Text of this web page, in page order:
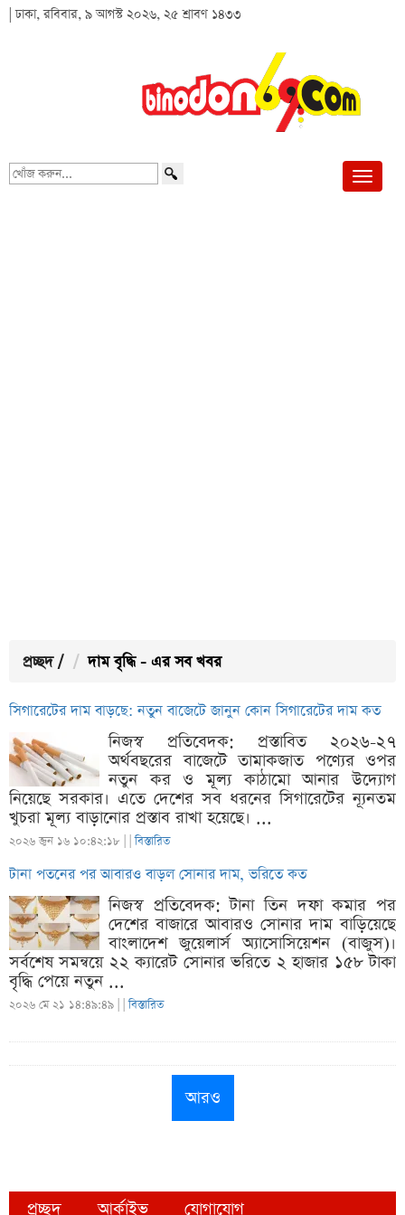
| ঢাকা, রবিবার, ৯ আগস্ট ২০২৬, ২৫ শ্রাবণ ১৪৩৩
খোঁজ
প্রচ্ছদ / দাম বৃদ্ধি - এর সব খবর
সিগারেটের দাম বাড়ছে: নতুন বাজেটে জানুন কোন সিগারেটের দাম কত
নিজস্ব প্রতিবেদক: প্রস্তাবিত ২০২৬-২৭
অর্থবছরের বাজেটে তামাকজাত পণ্যের ওপর
নতুন কর ও মূল্য কাঠামো আনার উদ্যোগ
নিয়েছে সরকার। এতে দেশের সব ধরনের সিগারেটের ন্যূনতম
খুচরা মূল্য বাড়ানোর প্রস্তাব রাখা হয়েছে। ...
২০২৬ জুন ১৬ ১০:৪২:১৮ | |বিস্তারিত
টানা পতনের পর আবারও বাড়ল সোনার দাম, ভরিতে কত
নিজস্ব প্রতিবেদক: টানা তিন দফা কমার পর
দেশের বাজারে আবারও সোনার দাম বাড়িয়েছে
বাংলাদেশ জুয়েলার্স অ্যাসোসিয়েশন (বাজুস)।
সর্বশেষ সমন্বয়ে ২২ ক্যারেট সোনার ভরিতে ২ হাজার ১৫৮ টাকা
বৃদ্ধি পেয়ে নতুন ...
২০২৬ মে ২১ ১৪:৪৯:৪৯ | |বিস্তারিত
আরও
প্রচ্ছদ আর্কাইভ যোগাযোগ